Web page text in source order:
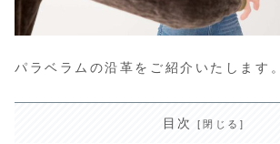
パラベラムの沿革をご紹介いたします。
目次